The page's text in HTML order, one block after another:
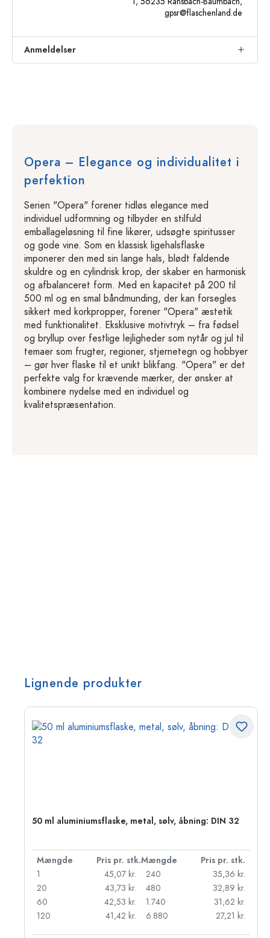
gpsr@flaschenland.de
Anmeldelser
Opera – Elegance og individualitet i
perfektion
Serien "Opera" forener tidløs elegance med
individuel udformning og tilbyder en stilfuld
emballageløsning til fine likører, udsøgte spiritusser
og gode vine. Som en klassisk ligehalsflaske
imponerer den med sin lange hals, blødt faldende
skuldre og en cylindrisk krop, der skaber en harmonisk
og afbalanceret form. Med en kapacitet på 200 til
500 ml og en smal båndmunding, der kan forsegles
sikkert med korkpropper, forener "Opera" æstetik
med funktionalitet. Eksklusive motivtryk – fra fødsel
og bryllup over festlige lejligheder som nytår og jul til
temaer som frugter, regioner, stjernetegn og hobbyer
– gør hver flaske til et unikt blikfang. "Opera" er det
perfekte valg for krævende mærker, der ønsker at
kombinere nydelse med en individuel og
kvalitetspræsentation.
Lignende produkter
50 ml aluminiumsflaske, metal, sølv, åbning: DIN 32
Mængde Pris pr. stk.Mængde
Pris pr. stk.
1
45,07 kr.
20
43,73 kr.
60
42,53 kr.
120
41,42 kr.
240
35,36 kr.
480
32,89 kr.
1.740
31,62 kr.
6.880
27,21 kr.